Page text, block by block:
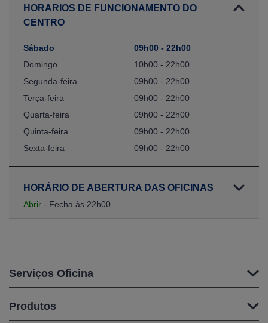
HORARIOS DE FUNCIONAMENTO DO
CENTRO
Sábado
09h00 - 22h00
Domingo
10h00 - 22h00
Segunda-feira
09h00 - 22h00
Terça-feira
09h00 - 22h00
Quarta-feira
09h00 - 22h00
Quinta-feira
09h00 - 22h00
Sexta-feira
09h00 - 22h00
HORÁRIO DE ABERTURA DAS OFICINAS
Abrir - Fecha às 22h00
Serviços Oficina
Produtos